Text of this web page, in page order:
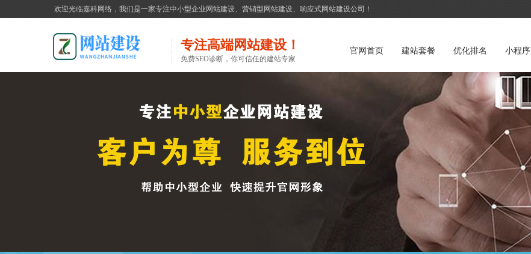
欢迎光临嘉科网络，我们是一家专注中小型企业网站建设、营销型网站建设、响应式网站建设公司！
专注高端网站建设！
免费SEO诊断，你可信任的建站专家
官网首页 建站套餐 优化排名 小程序